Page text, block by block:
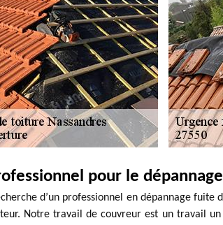
pour le
d’un professionnel en dépannage fuite
Notre travail de couvreur est un travail un